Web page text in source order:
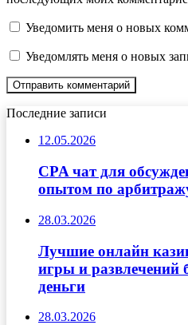
Уведомить меня о новых
Уведомлять меня о новых
Последние записи
12.05.2026
CPA чат для
опытом по
28.03.2026
Лучшие онлайн
игры и развлечений
деньги
28.03.2026